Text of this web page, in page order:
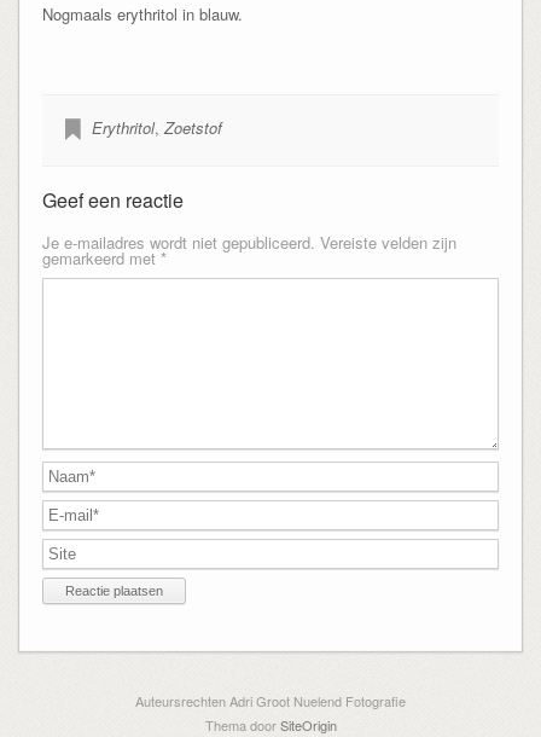
Nogmaals erythritol in blauw.
Erythritol,Zoetstof
Geef een reactie
Je e-mailadres wordt niet gepubliceerd. Vereiste velden zijn
gemarkeerd met *
Auteursrechten Adri Groot Nuelend Fotografie
Thema doorSiteOrigin